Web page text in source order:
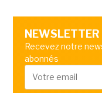
NEWSLETTER
Recevez notre
abonnés